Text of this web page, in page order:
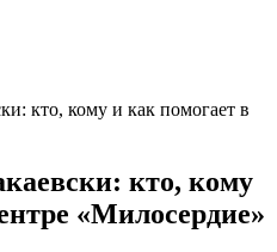
кто, кому и как помогает в
кто, кому
«Милосердие»